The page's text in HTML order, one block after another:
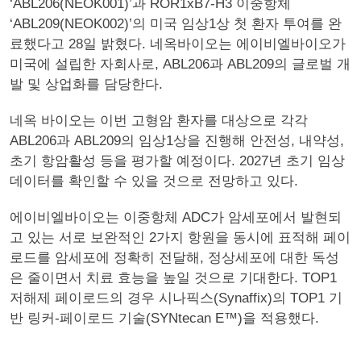
‘ABL206(NEOK001)’과 ROR1xB7-H3 이중항체
‘ABL209(NEOK002)’의 미국 임상1상 첫 환자 투여를 완
료했다고 28일 밝혔다. 네옥바이오는 에이비엘바이오가
미국에 설립한 자회사로, ABL206과 ABL209의 글로벌 개
발 및 상업화를 담당한다.
네옥 바이오는 이번 고형암 환자를 대상으로 각각
ABL206과 ABL209의 임상1상을 진행해 안전성, 내약성,
초기 항암활성 등을 평가할 예정이다. 2027년 초기 임상
데이터를 확인할 수 있을 것으로 전망하고 있다.
에이비엘바이오는 이중항체 ADC가 암세포에서 발현되
고 있는 서로 보완적인 2가지 항원을 동시에 표적해 페이
로드를 암세포에 정확히 전달해, 정상세포에 대한 독성
은 줄이면서 치료 효능을 높일 것으로 기대한다. TOP1
저해제 페이로드의 경우 시나픽스(Synaffix)의 TOP1 기
반 링커-페이로드 기술(SYNtecan E™)을 적용했다.